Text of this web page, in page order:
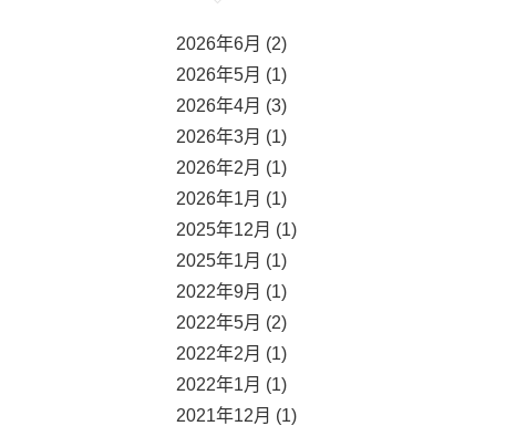
2026年6月 (2)
2026年5月 (1)
2026年4月 (3)
2026年3月 (1)
2026年2月 (1)
2026年1月 (1)
2025年12月 (1)
2025年1月 (1)
2022年9月 (1)
2022年5月 (2)
2022年2月 (1)
2022年1月 (1)
2021年12月 (1)